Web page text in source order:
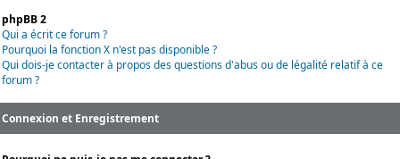
phpBB 2
Qui a écrit ce forum ?
Pourquoi la fonction X n'est pas disponible ?
Qui dois-je contacter à propos des questions d'abus ou de légalité relatif à ce
forum ?
Connexion et Enregistrement